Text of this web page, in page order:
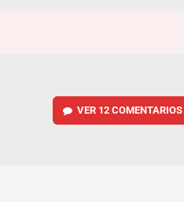
VER 12 COMENTARIOS